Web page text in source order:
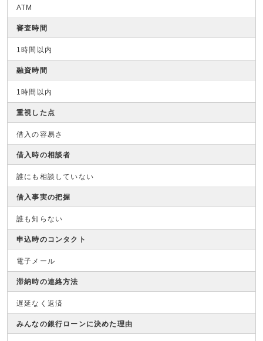
ATM
審査時間
1時間以内
融資時間
1時間以内
重視した点
借入の容易さ
借入時の相談者
誰にも相談していない
借入事実の把握
誰も知らない
申込時のコンタクト
電子メール
滞納時の連絡方法
遅延なく返済
みんなの銀行ローンに決めた理由